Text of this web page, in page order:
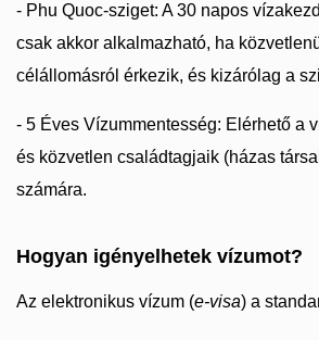
- Phu Quoc-sziget: A 30 napos
csak akkor alkalmazható, ha
célállomásról érkezik, és kizárólag a
- 5 Éves Vízummentesség: Elérhető a
és közvetlen családtagjaik (házas
számára.
Hogyan igényelhetek vízumot?
Az elektronikus vízum (e-visa) a